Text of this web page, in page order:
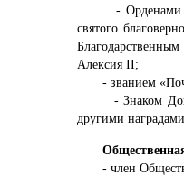
- Орденами
святого
Алексия II;
- званием
- Знаком
другими
Общественная
- член